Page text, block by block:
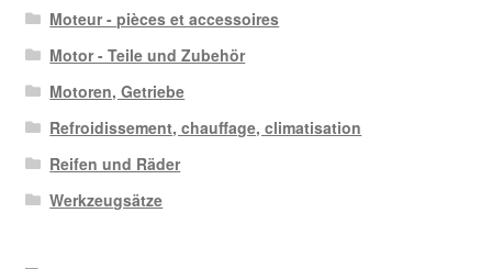
Moteur - pièces et accessoires
Motor - Teile und Zubehör
Motoren, Getriebe
Refroidissement, chauffage, climatisation
Reifen und Räder
Werkzeugsätze